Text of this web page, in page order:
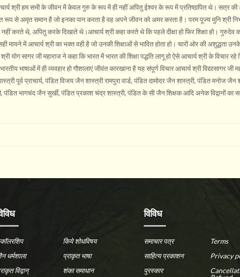
श्री हम सभी के जीवन में केवल गुरु के रूप में ही नहीं अपितु ईश्वर के रूप में प्रतिष्ठापित थे। सत्र की
रूप से अमृत समान है जो इनका पान करता है वह अपने जीवन को अमर करता है। परम पूज्य मुनि श्री
करते थे, अपितु करके दिखाते थे।आचार्य श्री कहा करते थे कि पहले दीक्षा हो फिर शिक्षा हो। गुरुदेव का
मायने में आचार्य श्री का भक्त वही है जो उनकी शिक्षाओं से भावित होता हो। चारों ओर की अशुद्धता
योग सागर जी महाराज ने कहा कि भारत में भारत की शिक्षा पद्धति लागू हो ऐसे आचार्य श्री के विचार रहे
भाषाओं में ही व्यवहार हो गौशालाएं जीवंत कारखाना है यह संपूर्ण विचार आचार्य श्री विद्यासागर जी
प्राचार्य, पंडित विजय जैन शास्त्री रामपुरा वार्ड, पंडित दामोदर जैन शास्त्री, पंडित मनोज जैन
भागचंद जैन सुर्खी, पंडित प्रकाश चंद्र शास्त्री, पंडित के सी जैन शिक्षक आदि अनेक विद्वानों का
धर्मशाला
विद्वान्
किये शोधविषय
प्राकृत भाषा
शंका समाधान
विविध
समाचार पत्र
साहित्य प्रकाशन
पुरस्कार
Terms
Privacy